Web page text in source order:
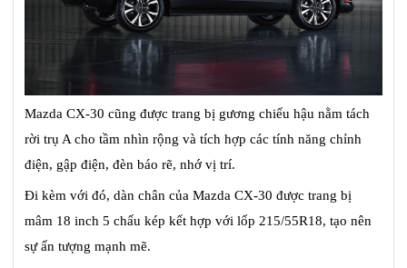
Mazda CX-30 cũng được trang bị gương chiếu hậu nằm tách
rời trụ A cho tầm nhìn rộng và tích hợp các tính năng chỉnh
điện, gập điện, đèn báo rẽ, nhớ vị trí.
Đi kèm với đó, dàn chân của Mazda CX-30 được trang bị
mâm 18 inch 5 chấu kép kết hợp với lốp 215/55R18, tạo nên
sự ấn tượng mạnh mẽ.